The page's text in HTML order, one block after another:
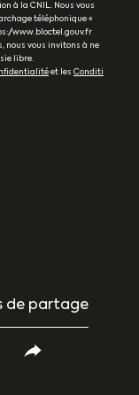
à la CNIL. Nous vous
téléphonique «
www.bloctel.gouv.fr
nous vous invitons à ne
libre.
et les Conditi
de partage